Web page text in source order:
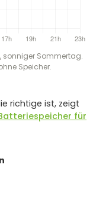
sonniger Sommertag.
Speicher.
richtige ist, zeigt
für